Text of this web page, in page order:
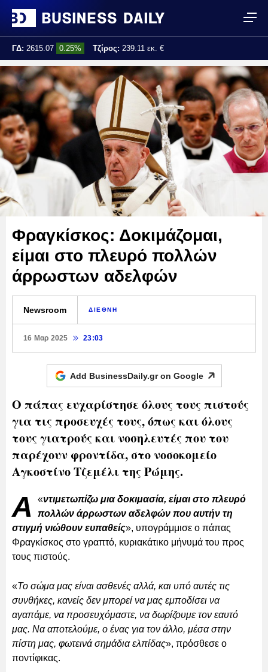
ΓΔ: 2615.07 0.25% Τζίρος: 239.11 εκ. €
Τελ. ενημέρωση: 17:25:01
Φραγκίσκος: Δοκιμάζομαι,
είμαι στο πλευρό πολλών
άρρωστων αδελφών
Newsroom ΔΙΕΘΝΗ
16 Μαρ 2025 23:03
Add BusinessDaily.gr on Google
Ο πάπας ευχαρίστησε όλους τους πιστούς
για τις προσευχές τους, όπως και όλους
τους γιατρούς και νοσηλευτές που του
παρέχουν φροντίδα, στο νοσοκομείο
Αγκοστίνο Τζεμέλι της Ρώμης.
«
Α
ντιμετωπίζω μια δοκιμασία, είμαι στο πλευρό
πολλών άρρωστων αδελφών που αυτήν τη
στιγμή νιώθουν ευπαθείς», υπογράμμισε ο πάπας
Φραγκίσκος στο γραπτό, κυριακάτικο μήνυμά του προς
τους πιστούς.
«Το σώμα μας είναι ασθενές αλλά, και υπό αυτές τις
συνθήκες, κανείς δεν μπορεί να μας εμποδίσει να
αγαπάμε, να προσευχόμαστε, να δωρίζουμε τον εαυτό
μας. Να αποτελούμε, ο ένας για τον άλλο, μέσα στην
πίστη μας, φωτεινά σημάδια ελπίδας», πρόσθεσε ο
ποντίφικας.